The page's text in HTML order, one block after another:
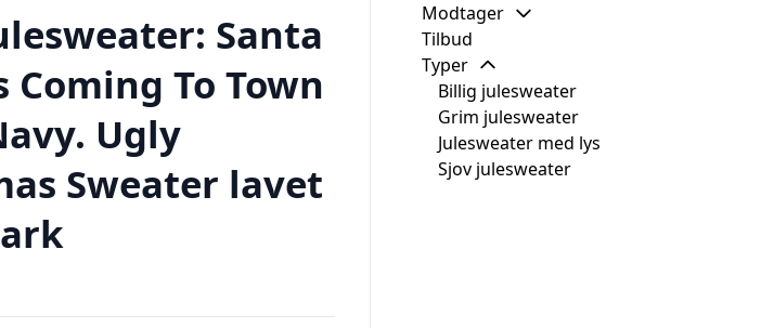
Santa
Coming To Town
Ugly
Sweater lavet
Modtager
Tilbud
Typer
Billig julesweater
Grim julesweater
Julesweater med lys
Sjov julesweater